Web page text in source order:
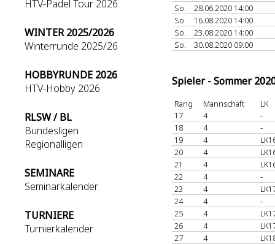
HTV-Padel Tour 2026
WINTER 2025/2026
Winterrunde 2025/26
HOBBYRUNDE 2026
HTV-Hobby 2026
RLSW / BL
Bundesligen
Regionalligen
SEMINARE
Seminarkalender
TURNIERE
Turnierkalender
So.
28.06.2020 14:00
So.
16.08.2020 14:00
So.
23.08.2020 14:00
So.
30.08.2020 09:00
Spieler - Sommer
Rang Mannschaft
LK
17
4
-
18
4
-
19
4
20
4
21
4
22
4
-
23
4
24
4
-
25
4
26
4
27
4